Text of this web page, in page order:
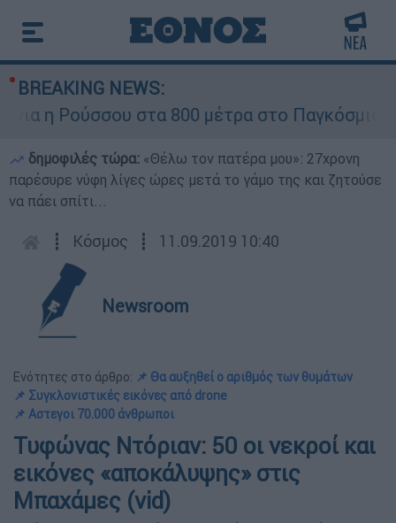
BREAKING NEWS:
η Ρούσσου στα 800 μέτρα στο Παγκόσμιο
δημοφιλές τώρα: «Θέλω τον πατέρα μου»: 27χρονη
παρέσυρε νύφη λίγες ώρες μετά το γάμο της και ζητούσε
να πάει σπίτι...
┋ Κόσμος ┋ 11.09.2019 10:40
Newsroom
Ενότητες στο άρθρο: 📌 Θα αυξηθεί ο αριθμός των θυμάτων
📌 Συγκλονιστικές εικόνες από drone
📌 Αστεγοι 70.000 άνθρωποι
Τυφώνας Ντόριαν: 50 οι νεκροί και
εικόνες «αποκάλυψης» στις
Μπαχάμες (vid)